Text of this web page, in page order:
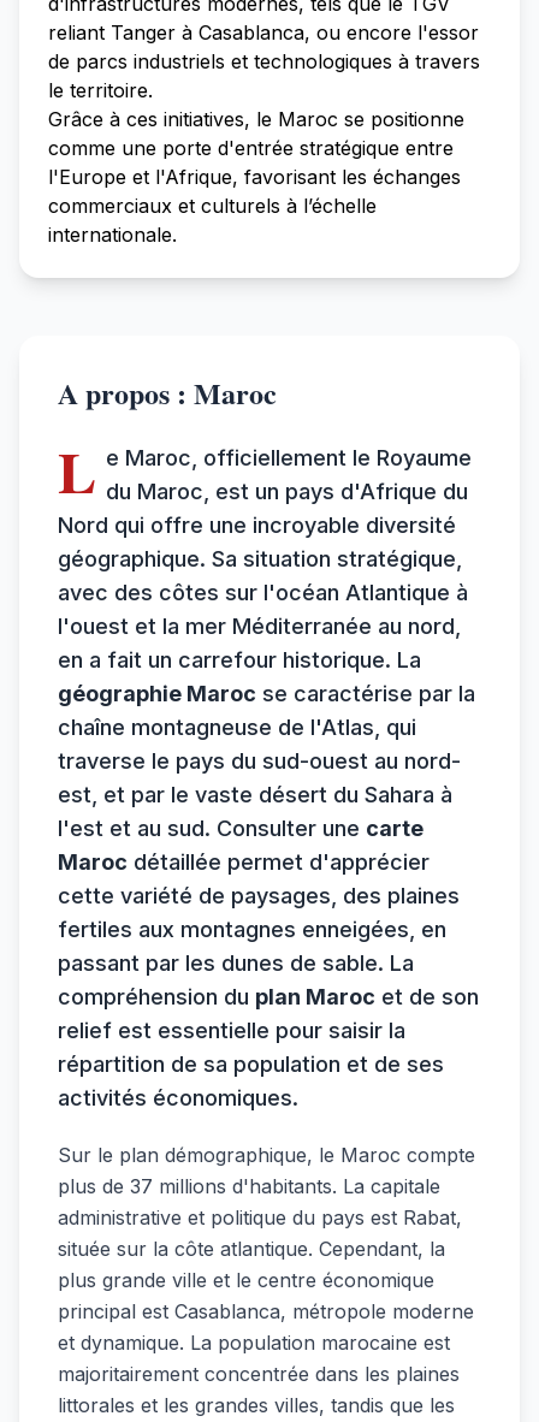
reliant Tanger à Casablanca, ou encore l'essor
de parcs industriels et technologiques à travers
le territoire.
Grâce à ces initiatives, le Maroc se positionne
comme une porte d'entrée stratégique entre
l'Europe et l'Afrique, favorisant les échanges
commerciaux et culturels à l’échelle
internationale.
A propos : Maroc
L e Maroc, officiellement le Royaume
du Maroc, est un pays d'Afrique du
Nord qui offre une incroyable diversité
géographique. Sa situation stratégique,
avec des côtes sur l'océan Atlantique à
l'ouest et la mer Méditerranée au nord,
en a fait un carrefour historique. La
géographie Maroc se caractérise par la
chaîne montagneuse de l'Atlas, qui
traverse le pays du sud-ouest au nord-
est, et par le vaste désert du Sahara à
l'est et au sud. Consulter une carte
Maroc détaillée permet d'apprécier
cette variété de paysages, des plaines
fertiles aux montagnes enneigées, en
passant par les dunes de sable. La
compréhension du plan Maroc et de son
relief est essentielle pour saisir la
répartition de sa population et de ses
activités économiques.
Sur le plan démographique, le Maroc compte
plus de 37 millions d'habitants. La capitale
administrative et politique du pays est Rabat,
située sur la côte atlantique. Cependant, la
plus grande ville et le centre économique
principal est Casablanca, métropole moderne
et dynamique. La population marocaine est
majoritairement concentrée dans les plaines
littorales et les grandes villes, tandis que les